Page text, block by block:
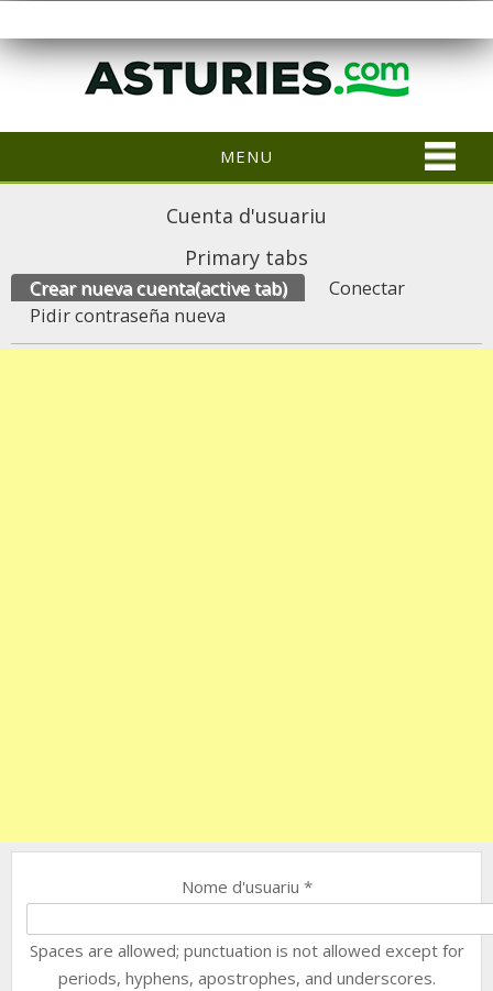
MENU
Cuenta d'usuariu
Primary tabs
Crear nueva cuenta(active tab)
Conectar
Pidir contraseña nueva
Nome d'usuariu *
Spaces are allowed; punctuation is not allowed except for
periods, hyphens, apostrophes, and underscores.